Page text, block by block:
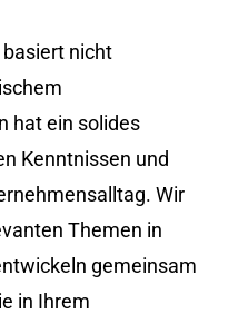
nicht
hat ein solides
Kenntnissen und
Wir
Themen in
gemeinsam
in Ihrem